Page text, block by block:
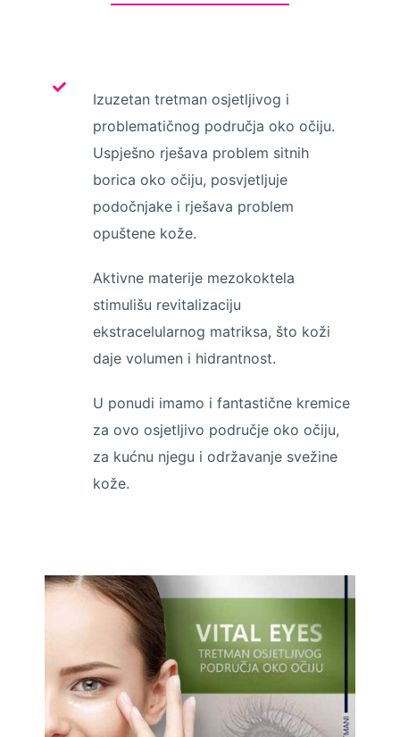
Izuzetan tretman osjetljivog i
problematičnog područja oko očiju.
Uspješno rješava problem sitnih
borica oko očiju, posvjetljuje
podočnjake i rješava problem
opuštene kože.
Aktivne materije mezokoktela
stimulišu revitalizaciju
ekstracelularnog matriksa, što koži
daje volumen i hidrantnost.
U ponudi imamo i fantastične kremice
za ovo osjetljivo područje oko očiju,
za kućnu njegu i održavanje svežine
kože.